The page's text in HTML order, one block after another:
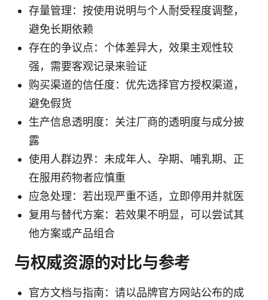
存量管理：按使用说明与个人耐受程度调整，
避免长期依赖
存在的争议点：个体差异大，效果主观性较
强，需要客观记录来验证
购买渠道的信任度：优先选择官方授权渠道，
避免假货
生产信息透明度：关注厂商的透明度与成分披
露
使用人群边界：未成年人、孕期、哺乳期、正
在服用药物者应慎重
应急处理：若出现严重不适，立即停用并就医
复用与替代方案：若效果不明显，可以尝试其
他方案或产品组合
与权威资源的对比与参考
官方文档与指南：请以品牌官方网站公布的成